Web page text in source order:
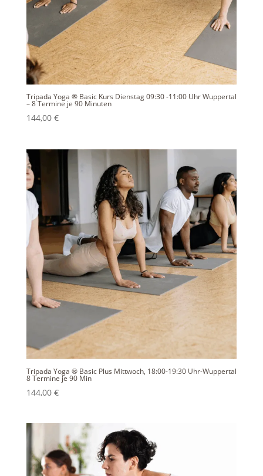
Tripada Yoga ® Basic Kurs Dienstag 09:30 -11:00 Uhr Wuppertal
– 8 Termine je 90 Minuten
144,00 €
Tripada Yoga ® Basic Plus Mittwoch, 18:00-19:30 Uhr-Wuppertal
8 Termine je 90 Min
144,00 €